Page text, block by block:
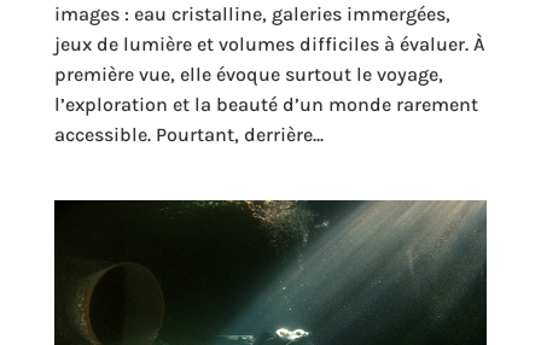
images : eau cristalline, galeries immergées,
jeux de lumière et volumes difficiles à évaluer. À
première vue, elle évoque surtout le voyage,
l’exploration et la beauté d’un monde rarement
accessible. Pourtant, derrière...